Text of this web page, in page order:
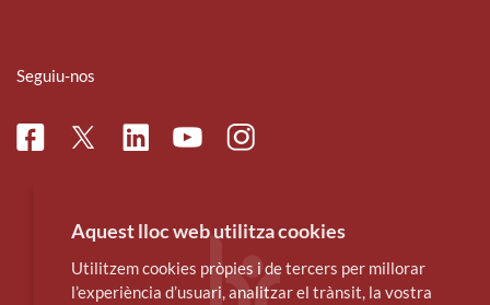
Seguiu-nos
FacebookTwitterLinkedinYoutubeInstagram
Aquest lloc web utilitza cookies
Utilitzem cookies pròpies i de tercers per millorar
l’experiència d’usuari, analitzar el trànsit, la vostra